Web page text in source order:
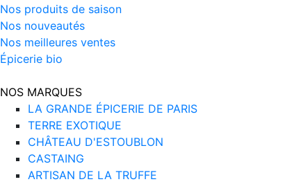
Nos produits de saison
Nos nouveautés
Nos meilleures ventes
Épicerie bio
NOS MARQUES
LA GRANDE ÉPICERIE DE PARIS
TERRE EXOTIQUE
CHÂTEAU D'ESTOUBLON
CASTAING
ARTISAN DE LA TRUFFE